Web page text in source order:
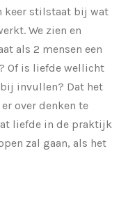
keer stilstaat bij wat
We zien en
als 2 mensen een
Of is liefde wellicht
invullen? Dat het
over denken te
liefde in de praktijk
zal gaan, als het